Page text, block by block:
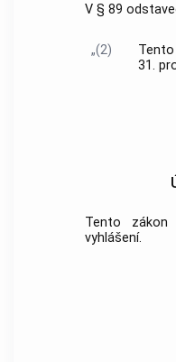
V § 89
„(2)
31.
Tento zákon
vyhlášení.